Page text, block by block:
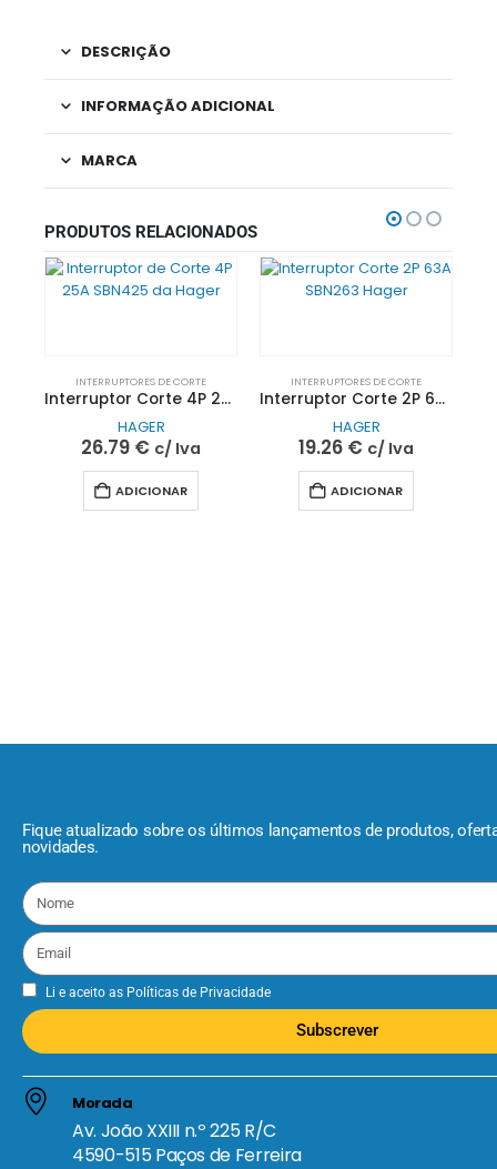
DESCRIÇÃO
INFORMAÇÃO ADICIONAL
MARCA
PRODUTOS RELACIONADOS
INTERRUPTORES DE CORTE
Interruptor Corte 4P 25A SBN425 | Hager
HAGER
26.79 € c/ Iva
ADICIONAR
INTERRUPTORES DE CORTE
Interruptor Corte 2P 63A SBN263 | Hager
HAGER
19.26 € c/ Iva
ADICIONAR
Fique atualizado sobre os últimos lançamentos de produtos,
novidades.
Li e aceito as Políticas de Privacidade
Subscrever
Morada
Av. João XXIII n.º 225 R/C
4590-515 Paços de Ferreira